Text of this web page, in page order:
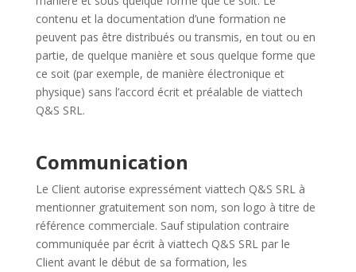
contenu et la documentation d’une formation ne
peuvent pas être distribués ou transmis, en tout ou en
partie, de quelque manière et sous quelque forme que
ce soit (par exemple, de manière électronique et
physique) sans l’accord écrit et préalable de viattech
Q&S SRL.
Communication
Le Client autorise expressément viattech Q&S SRL à
mentionner gratuitement son nom, son logo à titre de
référence commerciale. Sauf stipulation contraire
communiquée par écrit à viattech Q&S SRL par le
Client avant le début de sa formation, les